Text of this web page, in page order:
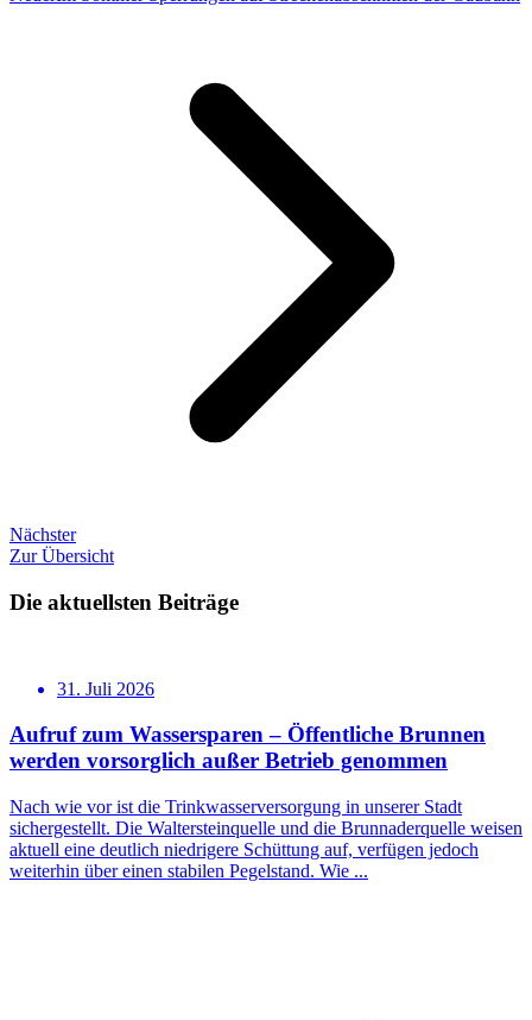
Nächster
Zur Übersicht
Die aktuellsten Beiträge
31. Juli 2026
Aufruf zum Wassersparen – Öffentliche Brunnen
werden vorsorglich außer Betrieb genommen
Nach wie vor ist die Trinkwasserversorgung in unserer Stadt
sichergestellt. Die Waltersteinquelle und die Brunnaderquelle weisen
aktuell eine deutlich niedrigere Schüttung auf, verfügen jedoch
weiterhin über einen stabilen Pegelstand. Wie ...